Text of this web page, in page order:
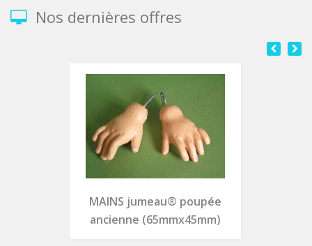
Nos dernières offres
MAINS jumeau® poupée
ancienne (65mmx45mm)